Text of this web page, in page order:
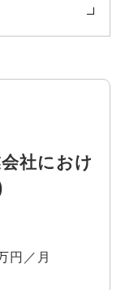
社におけ
円／月